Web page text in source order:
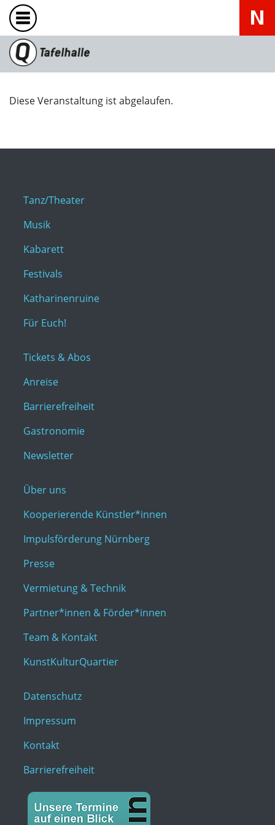
Diese Veranstaltung ist abgelaufen.
Tanz/Theater
Musik
Kabarett
Festivals
Katharinenruine
Für Euch!
Tickets & Abos
Anreise
Barrierefreiheit
Gastronomie
Newsletter
Über uns
Kooperierende Künstler*innen
Impulsförderung Nürnberg
Presse
Vermietung & Technik
Partner*innen & Förder*innen
Team & Kontakt
KunstKulturQuartier
Datenschutz
Impressum
Kontakt
Barrierefreiheit